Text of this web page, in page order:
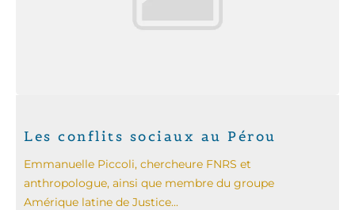
Les conflits sociaux au Pérou
Emmanuelle Piccoli, chercheure FNRS et
anthropologue, ainsi que membre du groupe
Amérique latine de Justice...